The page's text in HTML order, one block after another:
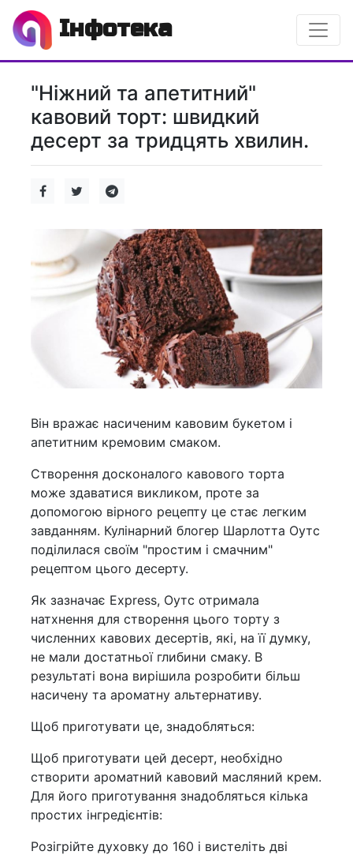
Інфотека
"Ніжний та апетитний"
кавовий торт: швидкий
десерт за тридцять хвилин.
Він вражає насиченим кавовим букетом і
апетитним кремовим смаком.
Створення досконалого кавового торта
може здаватися викликом, проте за
допомогою вірного рецепту це стає легким
завданням. Кулінарний блогер Шарлотта Оутс
поділилася своїм "простим і смачним"
рецептом цього десерту.
Як зазначає Еxpress, Оутс отримала
натхнення для створення цього торту з
численних кавових десертів, які, на її думку,
не мали достатньої глибини смаку. В
результаті вона вирішила розробити більш
насичену та ароматну альтернативу.
Щоб приготувати це, знадобляться:
Щоб приготувати цей десерт, необхідно
створити ароматний кавовий масляний крем.
Для його приготування знадобляться кілька
простих інгредієнтів:
Розігрійте духовку до 160 і вистеліть дві